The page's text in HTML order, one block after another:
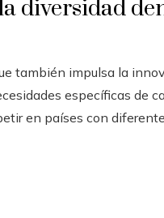
diversidad
también impulsa la
específicas de
en países con